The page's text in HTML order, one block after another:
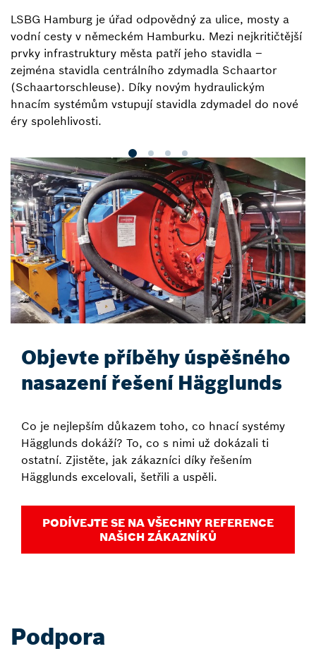
LSBG Hamburg je úřad odpovědný za ulice, mosty a
vodní cesty v německém Hamburku. Mezi nejkritičtější
prvky infrastruktury města patří jeho stavidla –
zejména stavidla centrálního zdymadla Schaartor
(Schaartorschleuse). Díky novým hydraulickým
hnacím systémům vstupují stavidla zdymadel do nové
éry spolehlivosti.
Objevte příběhy úspěšného
nasazení řešení Hägglunds
Co je nejlepším důkazem toho, co hnací systémy
Hägglunds dokáží? To, co s nimi už dokázali ti
ostatní. Zjistěte, jak zákazníci díky řešením
Hägglunds excelovali, šetřili a uspěli.
PODÍVEJTE SE NA VŠECHNY REFERENCE
NAŠICH ZÁKAZNÍKŮ
Podpora